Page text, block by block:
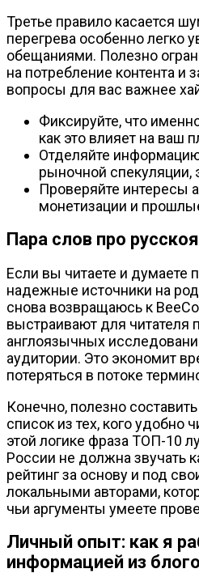
Третье правило касается
перегрева особенно легко
обещаниями. Полезно
на потребление контента и
вопросы для вас важнее
Фиксируйте, что
как это влияет на ваш
Отделяйте
рыночной спекуляции,
Проверяйте интересы
монетизации и
Пара слов про
Если вы читаете и думаете
надежные источники на
снова возвращаюсь к
выстраивают для читателя
англоязычных
аудитории. Это экономит
потеряться в потоке
Конечно, полезно
список из тех, кого удобно
этой логике фраза ТОП-10
России не должна звучать
рейтинг за основу и под
локальными авторами,
чьи аргументы умеете
Личный опыт: как я
информацией из